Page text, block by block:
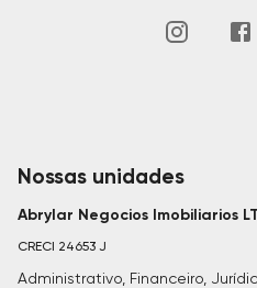
Nossas unidades
Abrylar Negocios Imobiliarios
CRECI 24653 J
Administrativo, Financeiro,